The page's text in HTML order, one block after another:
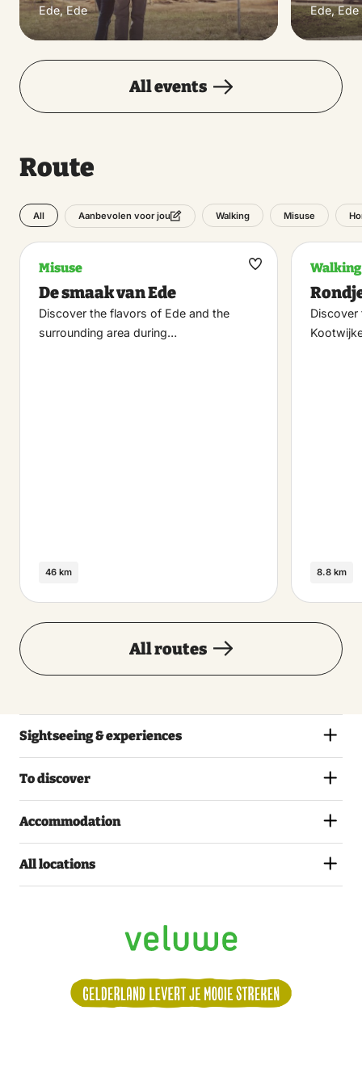
Ede, Ede Ede, Ede
All events
Route
All Aanbevolen voor jou Walking Misuse
Misuse
De smaak van Ede
Discover the flavors of Ede and the
surrounding area during…
46 km
Maak
Walking
Discover
8.8 km
All routes
van Sat 28 March 2026 t/m Sun 15
Sightseeing & experiences
To discover
Accommodation
All locations